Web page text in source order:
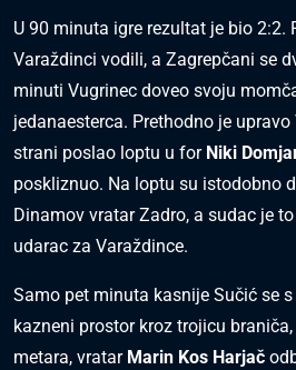
U 90 minuta igre rezultat je bio 2:2.
Varaždinci vodili, a Zagrepčani se
minuti Vugrinec doveo svoju
jedanaesterca. Prethodno je
strani poslao loptu u for Niki
poskliznuo. Na loptu su istodobno
Dinamov vratar Zadro, a sudac je
udarac za Varaždince.
Samo pet minuta kasnije Sučić se
kazneni prostor kroz trojicu
metara, vratar Marin Kos Harjač